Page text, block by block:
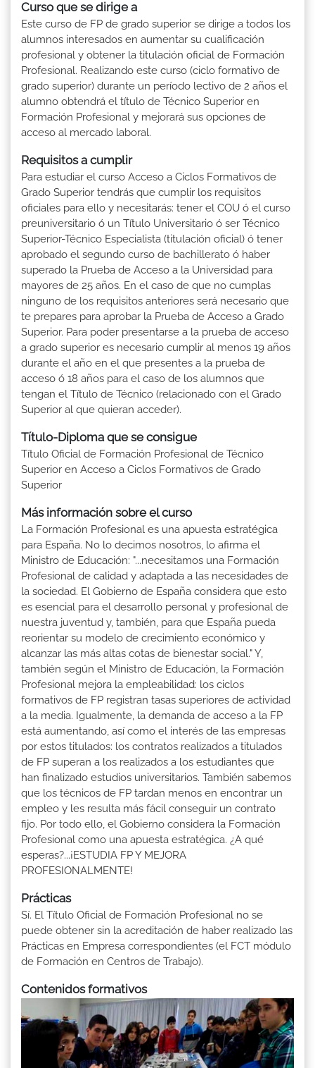
Curso que se dirige a
Este curso de FP de grado superior se dirige a todos los
alumnos interesados en aumentar su cualificación
profesional y obtener la titulación oficial de Formación
Profesional. Realizando este curso (ciclo formativo de
grado superior) durante un período lectivo de 2 años el
alumno obtendrá el título de Técnico Superior en
Formación Profesional y mejorará sus opciones de
acceso al mercado laboral.
Requisitos a cumplir
Para estudiar el curso Acceso a Ciclos Formativos de
Grado Superior tendrás que cumplir los requisitos
oficiales para ello y necesitarás: tener el COU ó el curso
preuniversitario ó un Título Universitario ó ser Técnico
Superior-Técnico Especialista (titulación oficial) ó tener
aprobado el segundo curso de bachillerato ó haber
superado la Prueba de Acceso a la Universidad para
mayores de 25 años. En el caso de que no cumplas
ninguno de los requisitos anteriores será necesario que
te prepares para aprobar la Prueba de Acceso a Grado
Superior. Para poder presentarse a la prueba de acceso
a grado superior es necesario cumplir al menos 19 años
durante el año en el que presentes a la prueba de
acceso ó 18 años para el caso de los alumnos que
tengan el Título de Técnico (relacionado con el Grado
Superior al que quieran acceder).
Título-Diploma que se consigue
Título Oficial de Formación Profesional de Técnico
Superior en Acceso a Ciclos Formativos de Grado
Superior
Más información sobre el curso
La Formación Profesional es una apuesta estratégica
para España. No lo decimos nosotros, lo afirma el
Ministro de Educación: "...necesitamos una Formación
Profesional de calidad y adaptada a las necesidades de
la sociedad. El Gobierno de España considera que esto
es esencial para el desarrollo personal y profesional de
nuestra juventud y, también, para que España pueda
reorientar su modelo de crecimiento económico y
alcanzar las más altas cotas de bienestar social." Y,
también según el Ministro de Educación, la Formación
Profesional mejora la empleabilidad: los ciclos
formativos de FP registran tasas superiores de actividad
a la media. Igualmente, la demanda de acceso a la FP
está aumentando, así como el interés de las empresas
por estos titulados: los contratos realizados a titulados
de FP superan a los realizados a los estudiantes que
han finalizado estudios universitarios. También sabemos
que los técnicos de FP tardan menos en encontrar un
empleo y les resulta más fácil conseguir un contrato
fijo. Por todo ello, el Gobierno considera la Formación
Profesional como una apuesta estratégica. ¿A qué
esperas?...¡ESTUDIA FP Y MEJORA
PROFESIONALMENTE!
Prácticas
Sí. El Título Oficial de Formación Profesional no se
puede obtener sin la acreditación de haber realizado las
Prácticas en Empresa correspondientes (el FCT módulo
de Formación en Centros de Trabajo).
Contenidos formativos